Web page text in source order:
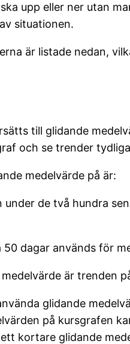
upp eller ner utan
situationen.
är listade nedan,
till glidande
och se trender
medelvärde på är:
under de två hundra
50 dagar används för
är trenden
glidande
på kursgrafen
kortare glidande